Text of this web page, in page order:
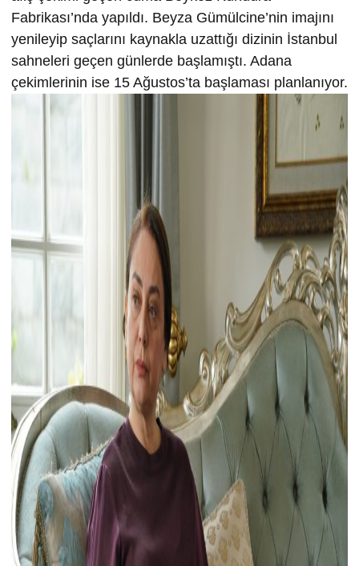
Fabrikası’nda yapıldı. Beyza Gümülcine’nin imajını
yenileyip saçlarını kaynakla uzattığı dizinin İstanbul
sahneleri geçen günlerde başlamıştı. Adana
çekimlerinin ise 15 Ağustos’ta başlaması planlanıyor.